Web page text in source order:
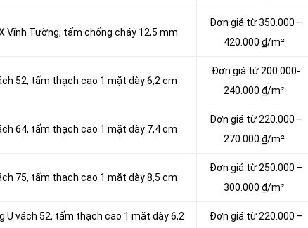
Vĩnh Tường, tấm chống cháy 12,5 mm
Đơn giá từ 350.000 –
420.000 ₫/m²
52, tấm thạch cao 1 mặt dày 6,2 cm
Đơn giá từ 200.000-
240.000 ₫/m²
64, tấm thạch cao 1 mặt dày 7,4 cm
Đơn giá từ 220.000 –
270.000 ₫/m²
75, tấm thạch cao 1 mặt dày 8,5 cm
Đơn giá từ 250.000 –
300.000 ₫/m²
U vách 52, tấm thạch cao 1 mặt dày 6,2
Đơn giá từ 220.000 –